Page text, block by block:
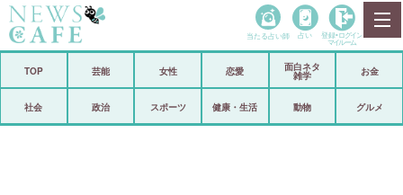
政治
当たる占い師 占い 登録• ログイン
マイルーム
TOP 芸能 女性 恋愛
面白ネタ
雑学
お金
社会 政治 スポーツ 健康・生活 動物 グルメ